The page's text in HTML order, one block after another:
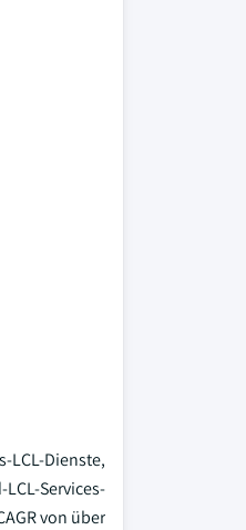
LCL-Dienste,
Services-
von über